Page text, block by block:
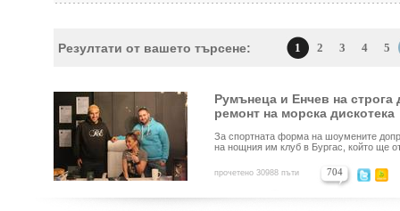
Резултати от вашето търсене: 1 2 3 4 5
Румънеца и Енчев на строга
ремонт на морска дискотека
За спортната форма на шоумените
на нощния им клуб в Бургас, който ще
прочетено 30988 пъти 704